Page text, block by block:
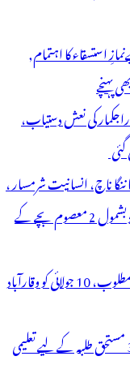
استسقاء کا اہتمام,
پہنچے
والے راجکمار کی نعش دستیاب،
ننگا ناچ، انسانیت شرمسار ،
پو کسو کیس کے ملزم راجکمار کے ہاتھوں 6 افراد بشمول 2 معصوم بچے کے
اپولو فارمیسی میں ملازمتوں کے لیے درخواستیں مطلوب، 10 جولائی کو وقارآباد
شادی کے غیر ضروری اخراجات میں کمی، 300 مستحق طلبہ کے لیے تعلیمی